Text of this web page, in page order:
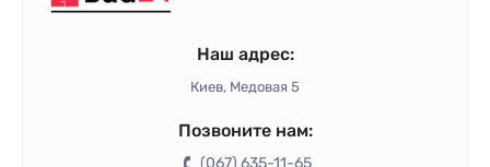
Наш адрес:
Киев, Медовая 5
Позвоните нам: